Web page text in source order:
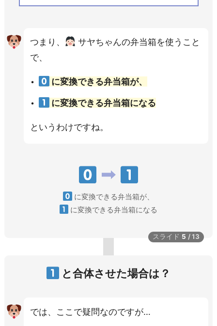
スライド 5 /13
つまり、
サヤちゃんの弁当箱を使うこと
で、
に変換できる弁当箱が、
に変換できる弁当箱になる
というわけですね。
に変換できる弁当箱が、
に変換できる弁当箱になる
と合体させた場合は？
では、ここで疑問なのですが…